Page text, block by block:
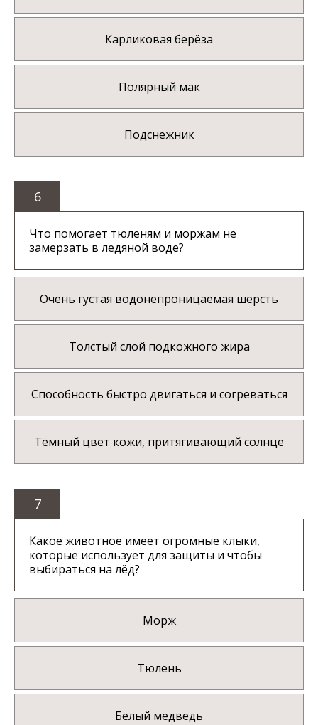
Карликовая берёза
Полярный мак
Подснежник
6
Что помогает тюленям и моржам не
замерзать в ледяной воде?
Очень густая водонепроницаемая шерсть
Толстый слой подкожного жира
Способность быстро двигаться и согреваться
Тёмный цвет кожи, притягивающий солнце
7
Какое животное имеет огромные клыки,
которые использует для защиты и чтобы
выбираться на лёд?
Морж
Тюлень
Белый медведь